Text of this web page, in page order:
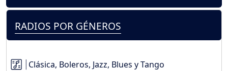
RADIOS POR GÉNEROS
Clásica, Boleros, Jazz, Blues y Tango